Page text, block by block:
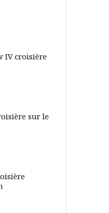
IV croisière
sur le